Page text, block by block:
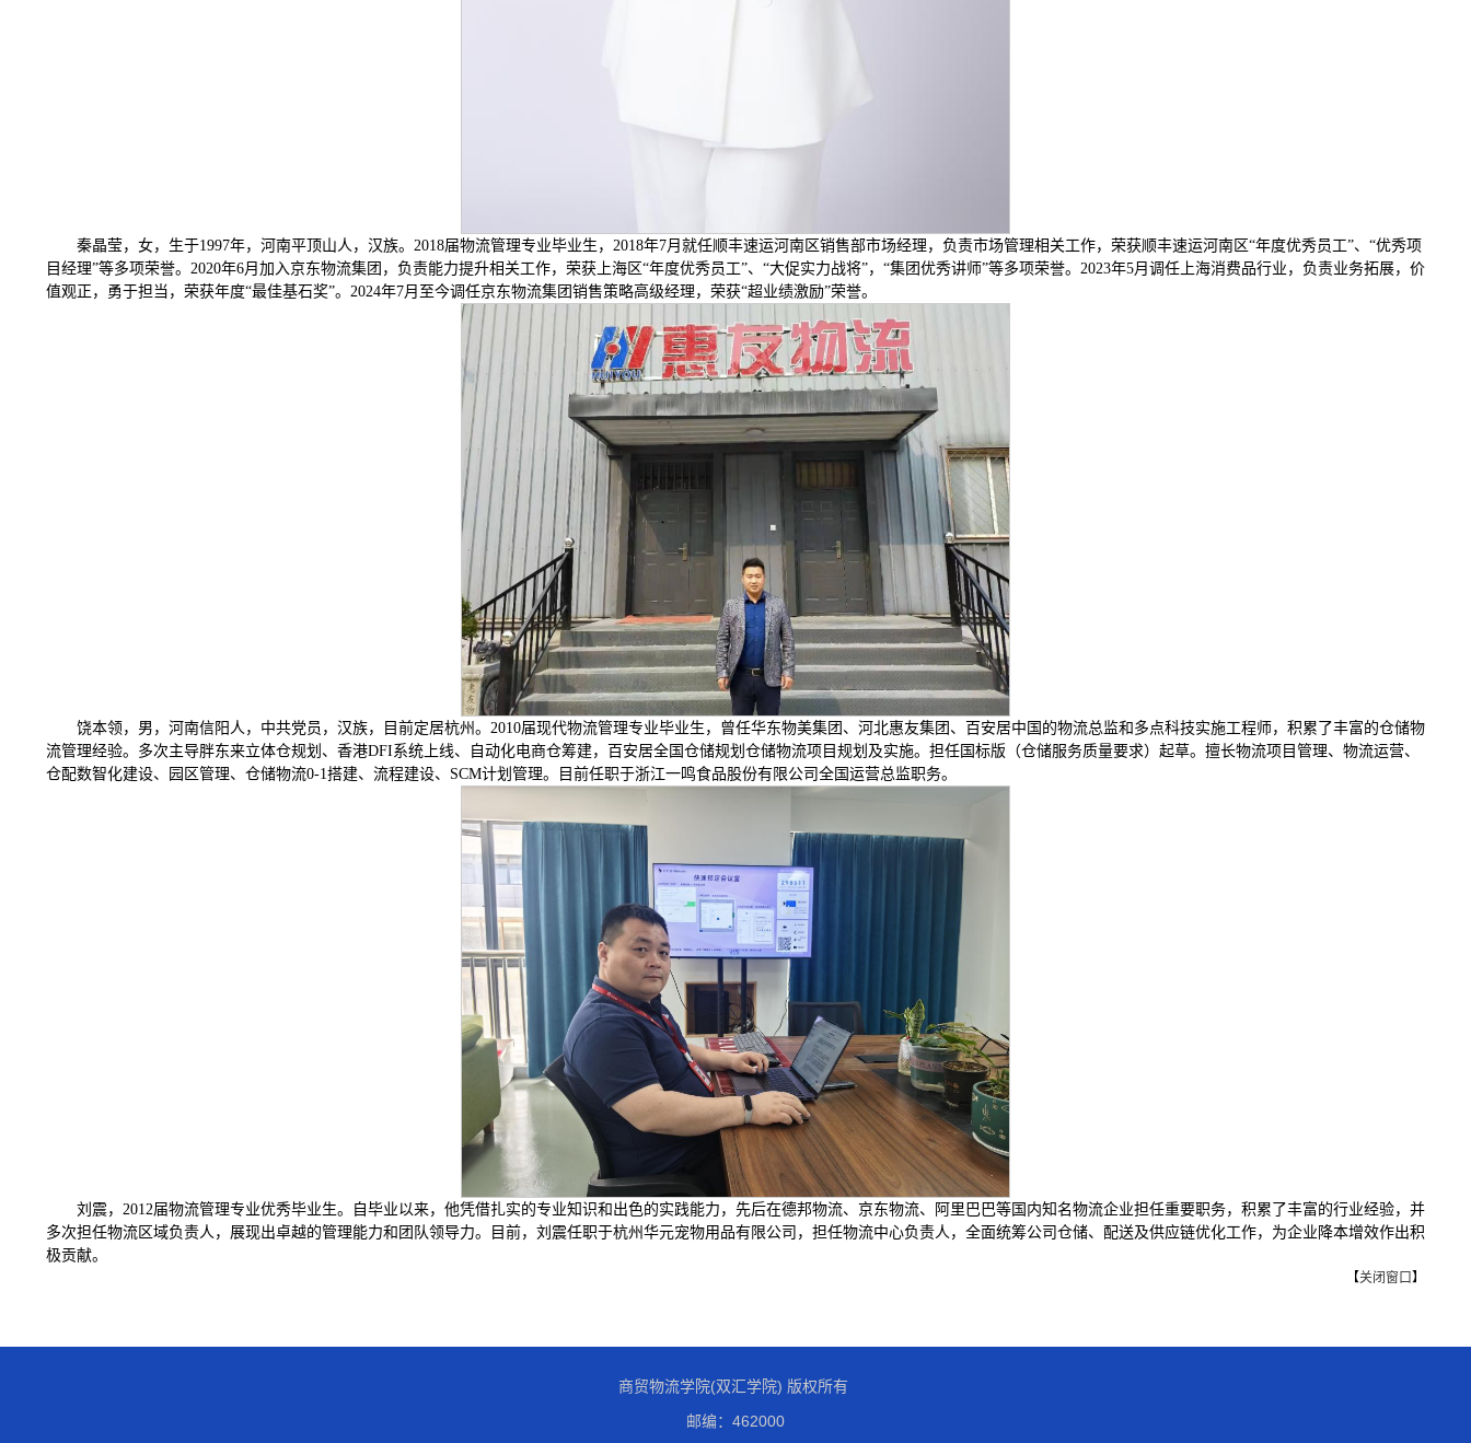
秦晶莹，女，生于1997年，河南平顶山人，汉族。2018届物流管理专业毕业生，2018年7月就任顺丰速运河南区销售部市场经理，负责市场管理相关工作，荣获顺丰速运河南区“年度优秀员工”、“优秀项
目经理”等多项荣誉。2020年6月加入京东物流集团，负责能力提升相关工作，荣获上海区“年度优秀员工”、“大促实力战将”，“集团优秀讲师”等多项荣誉。2023年5月调任上海消费品行业，负责业务拓展，价
值观正，勇于担当，荣获年度“最佳基石奖”。2024年7月至今调任京东物流集团销售策略高级经理，荣获“超业绩激励”荣誉。
饶本领，男，河南信阳人，中共党员，汉族，目前定居杭州。2010届现代物流管理专业毕业生，曾任华东物美集团、河北惠友集团、百安居中国的物流总监和多点科技实施工程师，积累了丰富的仓储物
流管理经验。多次主导胖东来立体仓规划、香港DFI系统上线、自动化电商仓筹建，百安居全国仓储规划仓储物流项目规划及实施。担任国标版（仓储服务质量要求）起草。擅长物流项目管理、物流运营、
仓配数智化建设、园区管理、仓储物流0-1搭建、流程建设、SCM计划管理。目前任职于浙江一鸣食品股份有限公司全国运营总监职务。
刘震，2012届物流管理专业优秀毕业生。自毕业以来，他凭借扎实的专业知识和出色的实践能力，先后在德邦物流、京东物流、阿里巴巴等国内知名物流企业担任重要职务，积累了丰富的行业经验，并
多次担任物流区域负责人，展现出卓越的管理能力和团队领导力。目前，刘震任职于杭州华元宠物用品有限公司，担任物流中心负责人，全面统筹公司仓储、配送及供应链优化工作，为企业降本增效作出积
极贡献。
【关闭窗口】
商贸物流学院(双汇学院) 版权所有
邮编：462000